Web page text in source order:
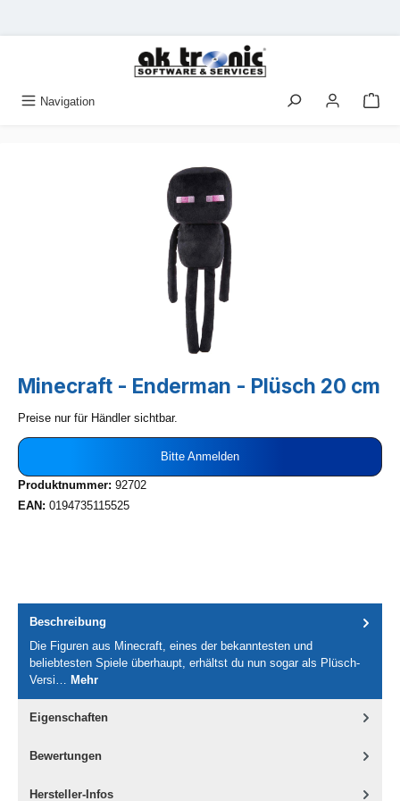
Navigation
Minecraft - Enderman - Plüsch 20 cm
Preise nur für Händler sichtbar.
Bitte Anmelden
Produktnummer: 92702
EAN: 0194735115525
Beschreibung
Die Figuren aus Minecraft, eines der bekanntesten und
beliebtesten Spiele überhaupt, erhältst du nun sogar als Plüsch-
Versi…
Mehr
Eigenschaften
Bewertungen
Hersteller-Infos